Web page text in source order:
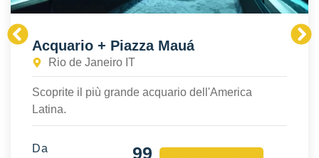
Acquario + Piazza Mauá
Rio de Janeiro IT
Scoprite il più grande acquario dell'America
Latina.
Da
99